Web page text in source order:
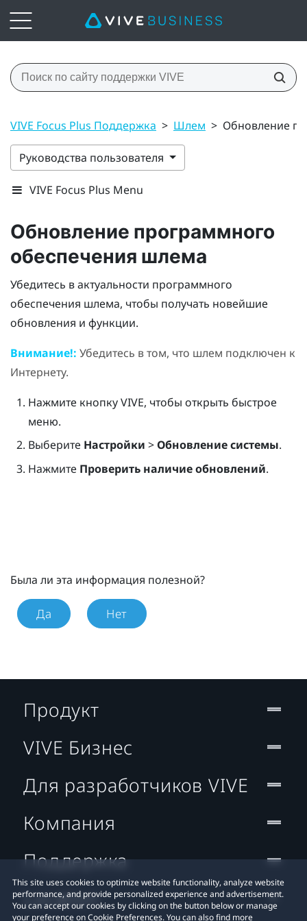
VIVE Focus Plus Поддержка > Шлем > Обновление
Руководства пользователя
VIVE Focus Plus Menu
Обновление программного
обеспечения шлема
Убедитесь в актуальности программного
обеспечения шлема, чтобы получать новейшие
обновления и функции.
Внимание!: Убедитесь в том, что шлем подключен к
Интернету.
Нажмите кнопкуVIVE, чтобы открыть быстрое
меню.
Выберите Настройки >Обновление системы.
Нажмите Проверить наличие обновлений.
Была ли эта информация полезной?
Да Нет
This site uses cookies to optimize website functionality, analyze website
performance, and provide personalized experience and advertisement.
You can accept our cookies by clicking on the button below or manage
your preference on Cookie Preferences. You can also find more
Продукт
VIVE Бизнес
Для разработчиков VIVE
Компания
Поддержка
Location